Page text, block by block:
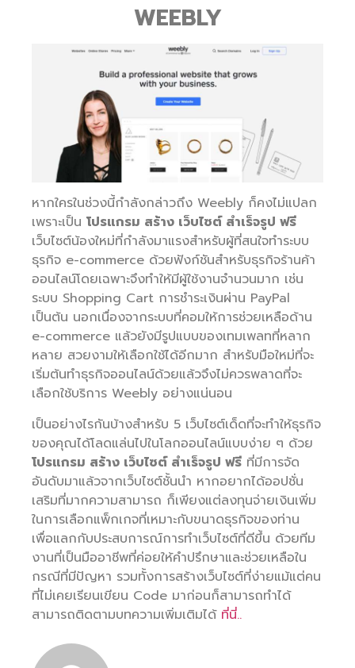
WEEBLY
หากใครในช่วงนี้กำลังกล่าวถึง Weebly ก็คงไม่แปลก
เพราะเป็น โปรแกรม สร้าง เว็บไซต์ สำเร็จรูป ฟรี
เว็บไซต์น้องใหม่ที่กำลังมาแรงสำหรับผู้ที่สนใจทำระบบ
ธุรกิจ e-commerce ด้วยฟังก์ชันสำหรับธุรกิจร้านค้า
ออนไลน์โดยเฉพาะจึงทำให้มีผู้ใช้งานจำนวนมาก เช่น
ระบบ Shopping Cart การชำระเงินผ่าน PayPal
เป็นต้น นอกเนื่องจากระบบที่คอมให้การช่วยเหลือด้าน
e-commerce แล้วยังมีรูปแบบของเทมเพลทที่หลาก
หลาย สวยงามให้เลือกใช้ได้อีกมาก สำหรับมือใหม่ที่จะ
เริ่มต้นทำธุรกิจออนไลน์ด้วยแล้วจึงไม่ควรพลาดที่จะ
เลือกใช้บริการ Weebly อย่างแน่นอน
เป็นอย่างไรกันบ้างสำหรับ 5 เว็บไซต์เด็ดที่จะทำให้ธุรกิจ
ของคุณได้โลดแล่นไปในโลกออนไลน์แบบง่าย ๆ ด้วย
โปรแกรม สร้าง เว็บไซต์ สำเร็จรูป ฟรี ที่มีการจัด
อันดับมาแล้วจากเว็บไซต์ชั้นนำ หากอยากได้ออปชั่น
เสริมที่มากความสามารถ ก็เพียงแต่ลงทุนจ่ายเงินเพิ่ม
ในการเลือกแพ็กเกจที่เหมาะกับขนาดธุรกิจของท่าน
เพื่อแลกกับประสบการณ์การทำเว็บไซต์ที่ดีขึ้น ด้วยทีม
งานที่เป็นมืออาชีพที่ค่อยให้คำปรึกษาและช่วยเหลือใน
กรณีที่มีปัญหา รวมทั้งการสร้างเว็บไซต์ที่ง่ายแม้แต่คน
ที่ไม่เคยเรียนเขียน Code มาก่อนก็สามารถทำได้
สามารถติดตามบทความเพิ่มเติมได้ ที่นี่..